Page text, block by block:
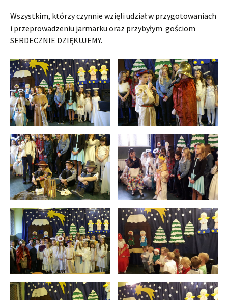
Wszystkim, którzy czynnie wzięli udział w przygotowaniach
i przeprowadzeniu jarmarku oraz przybyłym gościom
SERDECZNIE DZIĘKUJEMY.